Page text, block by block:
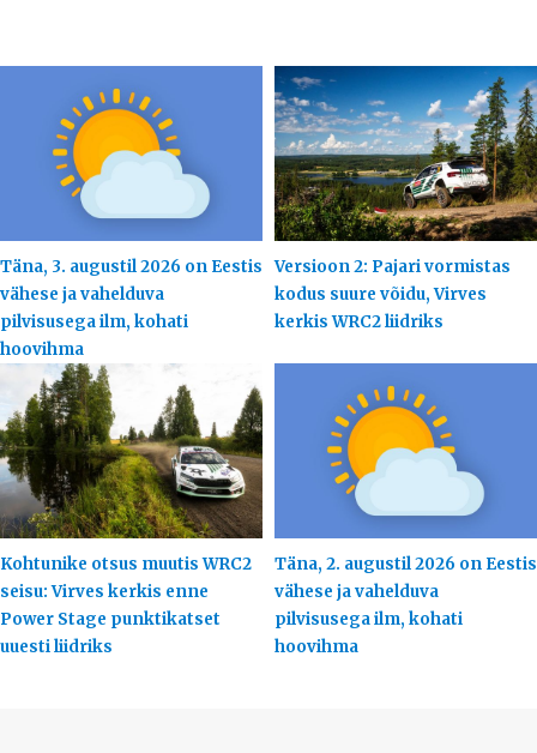
Täna, 3. augustil 2026 on Eestis
vähese ja vahelduva
pilvisusega ilm, kohati
hoovihma
Versioon 2: Pajari vormistas
kodus suure võidu, Virves
kerkis WRC2 liidriks
Kohtunike otsus muutis WRC2
seisu: Virves kerkis enne
Power Stage punktikatset
uuesti liidriks
Täna, 2. augustil 2026 on Eestis
vähese ja vahelduva
pilvisusega ilm, kohati
hoovihma